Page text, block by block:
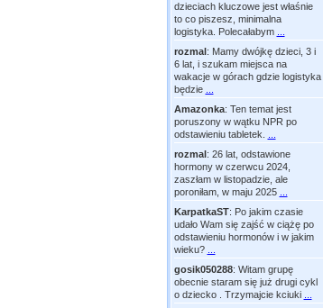
dzieciach kluczowe jest właśnie
to co piszesz, minimalna
logistyka. Polecałabym
rozmal: Mamy dwójkę dzieci, 3 i
6 lat, i szukam miejsca na
wakacje w górach gdzie logistyka
będzie
Amazonka: Ten temat jest
poruszony w wątku NPR po
odstawieniu tabletek.
rozmal: 26 lat, odstawione
hormony w czerwcu 2024,
zaszłam w listopadzie, ale
poroniłam, w maju 2025
KarpatkaST: Po jakim czasie
udało Wam się zajść w ciążę po
odstawieniu hormonów i w jakim
wieku?
gosik050288: Witam grupę
obecnie staram się już drugi cykl
o dziecko . Trzymajcie kciuki